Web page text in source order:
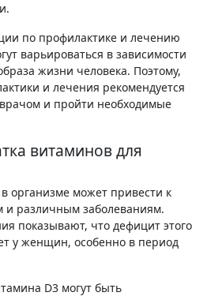
по профилактике и лечению
варьироваться в зависимости
жизни человека. Поэтому,
и лечения рекомендуется
врачом и пройти необходимые
витаминов для
организме может привести к
и различным заболеваниям.
показывают, что дефицит этого
у женщин, особенно в период
D3 могут быть